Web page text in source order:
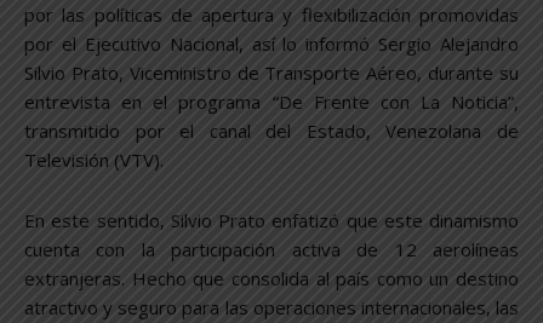
por las políticas de apertura y flexibilización promovidas
por el Ejecutivo Nacional, así lo informó Sergio Alejandro
Silvio Prato, Viceministro de Transporte Aéreo, durante su
entrevista en el programa “De Frente con La Noticia”,
transmitido por el canal del Estado, Venezolana de
Televisión (VTV).
En este sentido, Silvio Prato enfatizó que este dinamismo
cuenta con la participación activa de 12 aerolíneas
extranjeras. Hecho que consolida al país como un destino
atractivo y seguro para las operaciones internacionales, las